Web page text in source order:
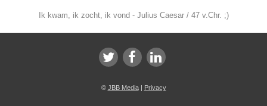
Ik kwam, ik zocht, ik vond - Julius Caesar / 47 v.Chr. ;)
© JBB Media| Privacy